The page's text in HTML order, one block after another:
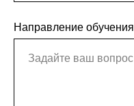
Направление обучения